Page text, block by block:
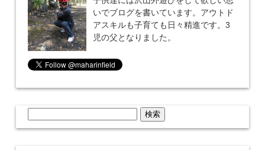
いでブログを書いています。アウトド
アスキルも子育ても日々精進です。3
児の父となりました。
索: